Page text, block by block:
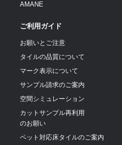
AMANE
ご利用ガイド
お願いとご注意
タイルの品質について
マーク表示について
サンプル請求のご案内
空間シミュレーション
カットサンプル再利用
のお願い
ペット対応床タイルのご案内